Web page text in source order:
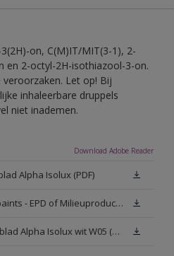
on, C(M)IT/MIT(3-1), 2-
en 2-octyl-2H-isothiazool-3-on.
veroorzaken. Let op! Bij
inhaleerbare druppels
niet inademen.
Download Adobe Reader
Alpha Isolux (PDF)
Sikkens Interior Wallpaints - EPD of Milieuproductverklaring
Veiligheidsinformatieblad Alpha Isolux wit W05 (SDS)